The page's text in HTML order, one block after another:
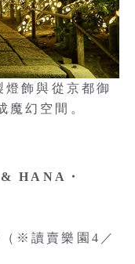
飾與從京都御
魔幻空間。
HANA・
※讀賣樂園4／